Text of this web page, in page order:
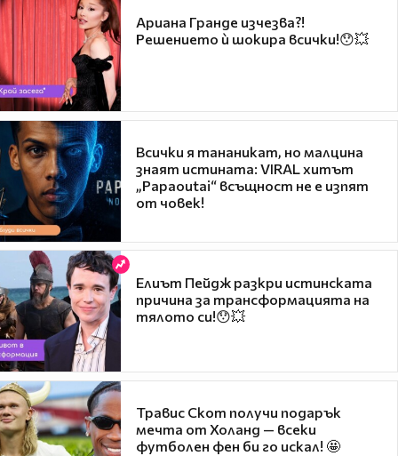
Ариана Гранде изчезва?!
Решението ѝ шокира всички!😯💥
Всички я тананикат, но малцина
знаят истината: VIRAL хитът
„Papaoutai“ всъщност не е изпят
от човек!
Елиът Пейдж разкри истинската
причина за трансформацията на
тялото си!😯💥
Травис Скот получи подарък
мечта от Холанд — всеки
футболен фен би го искал! 🤩